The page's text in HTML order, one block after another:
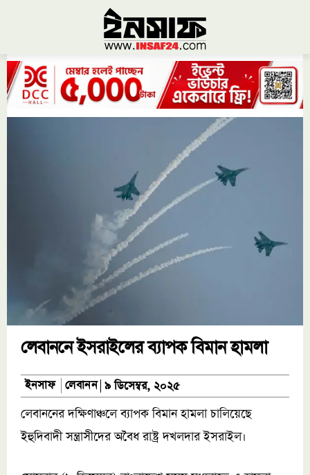
লেবাননে ইসরাইলের ব্যাপক বিমান হামলা
ইনসাফ লেবানন ৯ ডিসেম্বর, ২০২৫
লেবাননের দক্ষিণাঞ্চলে ব্যাপক বিমান হামলা চালিয়েছে
ইহুদিবাদী সন্ত্রাসীদের অবৈধ রাষ্ট্র দখলদার ইসরাইল।